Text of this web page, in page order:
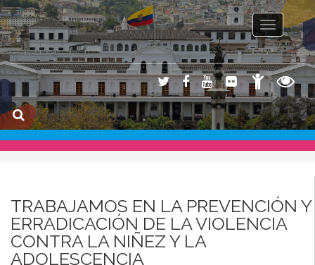
Toggle
TRABAJAMOS EN LA PREVENCIÓN Y
ERRADICACIÓN DE LA VIOLENCIA
CONTRA LA NIÑEZ Y LA
ADOLESCENCIA